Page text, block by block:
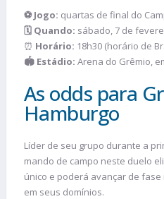
⚽ Jogo: quartas de final do
🗓️ Quando: sábado, 7 de
⏰ Horário: 18h30 (horário de
🏟️ Estádio: Arena do Grêmio,
As odds para
Hamburgo
Líder de seu grupo durante a
mando de campo neste duelo
único e poderá avançar de
em seus domínios.